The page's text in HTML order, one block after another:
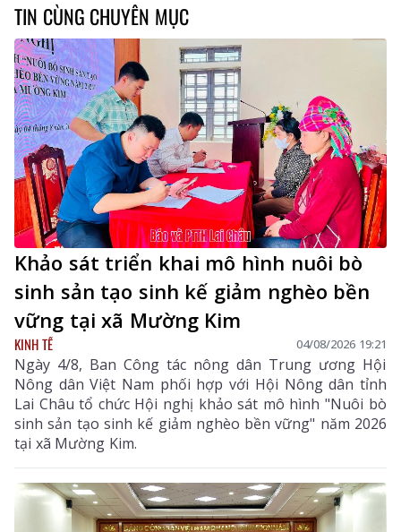
TIN CÙNG CHUYÊN MỤC
Khảo sát triển khai mô hình nuôi bò
sinh sản tạo sinh kế giảm nghèo bền
vững tại xã Mường Kim
KINH TẾ 04/08/2026 19:21
Ngày 4/8, Ban Công tác nông dân Trung ương Hội
Nông dân Việt Nam phối hợp với Hội Nông dân tỉnh
Lai Châu tổ chức Hội nghị khảo sát mô hình "Nuôi bò
sinh sản tạo sinh kế giảm nghèo bền vững" năm 2026
tại xã Mường Kim.